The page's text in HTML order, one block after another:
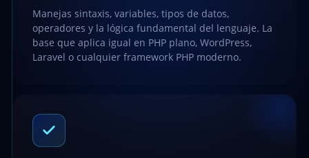
Manejas sintaxis, variables, tipos de datos,
operadores y la lógica fundamental del lenguaje. La
base que aplica igual en PHP plano, WordPress,
Laravel o cualquier framework PHP moderno.